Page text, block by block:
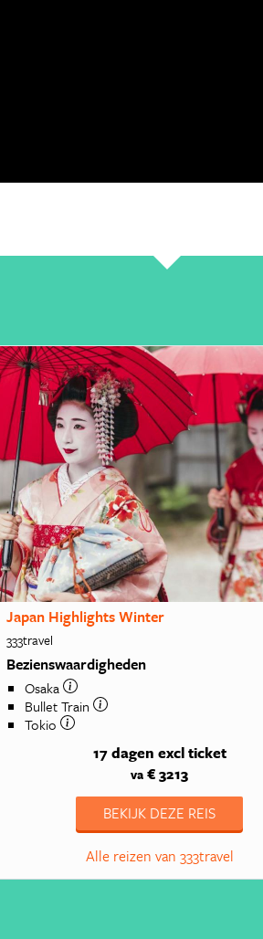
Japan Highlights Winter
333travel
Bezienswaardigheden
Osaka
Bullet Train
Tokio
17 dagen excl ticket
va € 3213
BEKIJK DEZE REIS
Alle reizen van 333travel